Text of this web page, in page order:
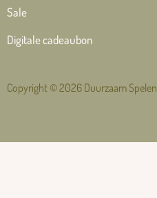
Sale
Digitale cadeaubon
Copyright © 2026 Duurzaam Spelen